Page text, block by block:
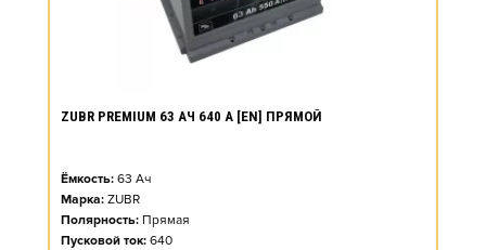
ZUBR PREMIUM 63 АЧ 640 А [EN] ПРЯМОЙ
Ёмкость: 63 Ач
Марка: ZUBR
Полярность: Прямая
Пусковой ток: 640